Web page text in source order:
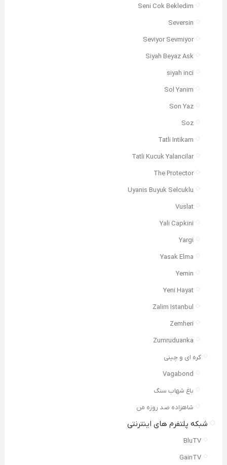
Seni Cok Bekledim
Seversin
Seviyor Sevmiyor
Siyah Beyaz Ask
siyah inci
Sol Yanim
Son Yaz
Soz
Tatli Intikam
Tatli Kucuk Yalancilar
The Protector
Uyanis Buyuk Selcuklu
Vuslat
Yali Capkini
Yargi
Yasak Elma
Yemin
Yeni Hayat
Zalim Istanbul
Zemheri
Zumruduanka
کره ای و چینی
Vagabond
باغ شهاب سنگ
شاهزاده صد روزه من
شبکه پلتفرم های اینترنتی
BluTV
GainTV